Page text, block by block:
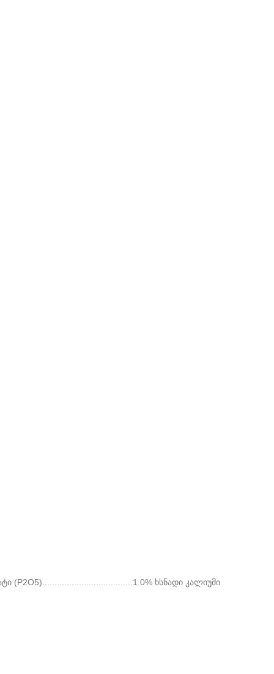
(P2O5).....................................1.0% ხსნადი კალიუმი